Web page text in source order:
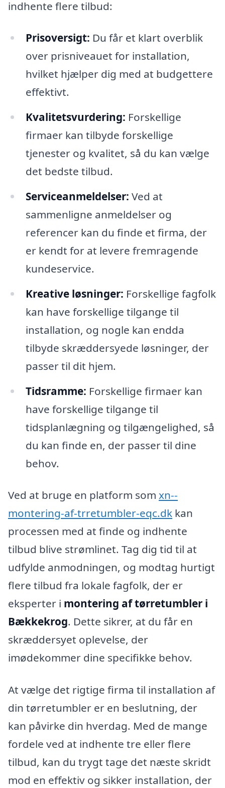
indhente flere tilbud:
Prisoversigt: Du får et klart overblik
over prisniveauet for installation,
hvilket hjælper dig med at budgettere
effektivt.
Kvalitetsvurdering: Forskellige
firmaer kan tilbyde forskellige
tjenester og kvalitet, så du kan vælge
det bedste tilbud.
Serviceanmeldelser: Ved at
sammenligne anmeldelser og
referencer kan du finde et firma, der
er kendt for at levere fremragende
kundeservice.
Kreative løsninger: Forskellige fagfolk
kan have forskellige tilgange til
installation, og nogle kan endda
tilbyde skræddersyede løsninger, der
passer til dit hjem.
Tidsramme: Forskellige firmaer kan
have forskellige tilgange til
tidsplanlægning og tilgængelighed, så
du kan finde en, der passer til dine
behov.
Ved at bruge en platform som xn--
montering-af-trretumbler-eqc.dk kan
processen med at finde og indhente
tilbud blive strømlinet. Tag dig tid til at
udfylde anmodningen, og modtag hurtigt
flere tilbud fra lokale fagfolk, der er
eksperter i montering af tørretumbler i
Bækkekrog. Dette sikrer, at du får en
skræddersyet oplevelse, der
imødekommer dine specifikke behov.
At vælge det rigtige firma til installation af
din tørretumbler er en beslutning, der
kan påvirke din hverdag. Med de mange
fordele ved at indhente tre eller flere
tilbud, kan du trygt tage det næste skridt
mod en effektiv og sikker installation, der